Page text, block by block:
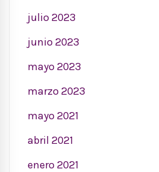
julio 2023
junio 2023
mayo 2023
marzo 2023
mayo 2021
abril 2021
enero 2021